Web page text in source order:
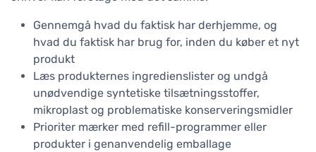
Gennemgå hvad du faktisk har derhjemme, og
hvad du faktisk har brug for, inden du køber et nyt
produkt
Læs produkternes ingredienslister og undgå
unødvendige syntetiske tilsætningsstoffer,
mikroplast og problematiske konserveringsmidler
Prioriter mærker med refill-programmer eller
produkter i genanvendelig emballage